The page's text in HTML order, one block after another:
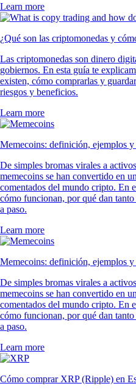
Learn more
¿Qué son las criptomonedas y
Las criptomonedas son dinero
gobiernos. En esta guía te
existen, cómo comprarlas y
riesgos y beneficios.
Learn more
Memecoins: definición, ejemplos y
De simples bromas virales a
memecoins se han convertido en
comentados del mundo cripto. En
cómo funcionan, por qué dan
a paso.
Learn more
Memecoins: definición, ejemplos y
De simples bromas virales a
memecoins se han convertido en
comentados del mundo cripto. En
cómo funcionan, por qué dan
a paso.
Learn more
Cómo comprar XRP (Ripple) en